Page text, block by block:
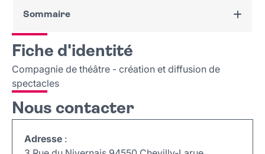
Sommaire
Fiche d'identité
Nous contacter
Fiche d'identité
Compagnie de théâtre - création et diffusion de
spectacles
Nous contacter
Adresse :